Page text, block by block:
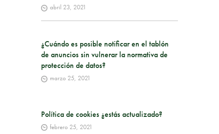
abril 23, 2021
¿Cuándo es posible notificar en el tablón
de anuncios sin vulnerar la normativa de
protección de datos?
marzo 25, 2021
Política de cookies ¿estás actualizado?
febrero 25, 2021